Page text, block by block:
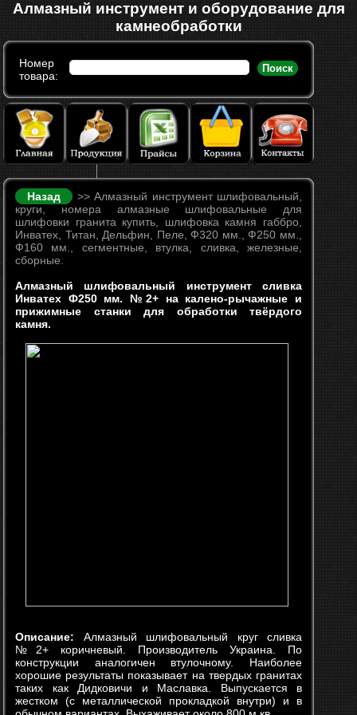
Алмазный инструмент и оборудование для
камнеобработки
Номер
товара:
Поиск
Назад
>> Алмазный инструмент шлифовальный,
круги, номера алмазные шлифовальные для
шлифовки гранита купить, шлифовка камня габбро,
Инватех, Титан, Дельфин, Пеле, Ф320 мм., Ф250 мм.,
Ф160 мм., сегментные, втулка, сливка, железные,
сборные.
Алмазный шлифовальный инструмент сливка
Инватех Ф250 мм. №2+ на калено-рычажные и
прижимные станки для обработки твёрдого
камня.
Описание: Алмазный шлифовальный круг сливка
№2+ коричневый. Производитель Украина. По
конструкции аналогичен втулочному. Наиболее
хорошие результаты показывает на твердых гранитах
таких как Дидковичи и Маславка. Выпускается в
жестком (с металлической прокладкой внутри) и в